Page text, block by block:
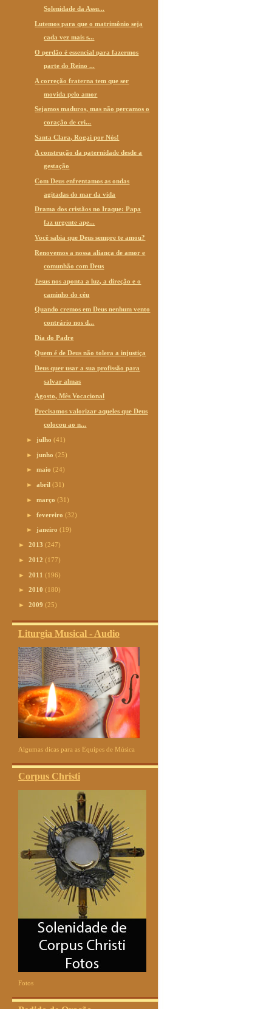
Solenidade da Assu...
Lutemos para que o matrimônio seja
cada vez mais s...
O perdão é essencial para fazermos
parte do Reino ...
A correção fraterna tem que ser
movida pelo amor
Sejamos maduros, mas não percamos o
coração de cri...
Santa Clara, Rogai por Nós!
A construção da paternidade desde a
gestação
Com Deus enfrentamos as ondas
agitadas do mar da vida
Drama dos cristãos no Iraque: Papa
faz urgente ape...
Você sabia que Deus sempre te amou?
Renovemos a nossa aliança de amor e
comunhão com Deus
Jesus nos aponta a luz, a direção e o
caminho do céu
Quando cremos em Deus nenhum vento
contrário nos d...
Dia do Padre
Quem é de Deus não tolera a injustiça
Deus quer usar a sua profissão para
salvar almas
Agosto, Mês Vocacional
Precisamos valorizar aqueles que Deus
colocou ao n...
► julho(41)
► junho(25)
►maio(24)
►abril(31)
►março(31)
►fevereiro(32)
► janeiro(19)
► 2013 (247)
► 2012 (177)
► 2011 (196)
► 2010 (180)
► 2009 (25)
Liturgia Musical - Audio
Algumas dicas para as Equipes de Música
Corpus Christi
Fotos